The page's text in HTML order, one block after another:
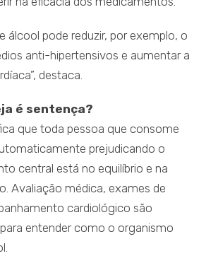
álcool pode reduzir, por exemplo, o
anti-hipertensivos e aumentar a
destaca.
é sentença?
que toda pessoa que consome
prejudicando o
central está no equilíbrio e na
Avaliação médica, exames de
cardiológico são
entender como o organismo